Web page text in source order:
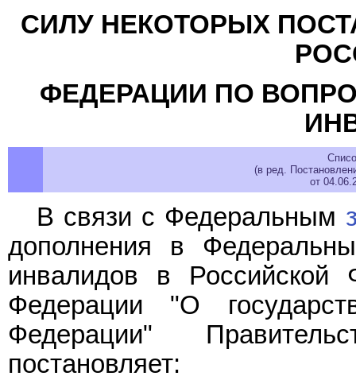
СИЛУ НЕКОТОРЫХ
ФЕДЕРАЦИИ ПО
(в ред.
от
В связи с Федеральным
дополнения в
инвалидов в Российской
Федерации "О
Федерации"
постановляет: